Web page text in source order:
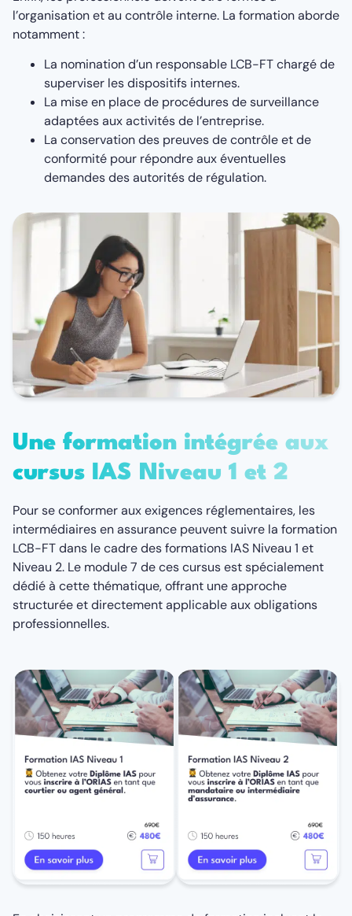
l’organisation et au contrôle interne. La formation aborde
notamment :
La nomination d’un responsable LCB-FT chargé de
superviser les dispositifs internes.
La mise en place de procédures de surveillance
adaptées aux activités de l’entreprise.
La conservation des preuves de contrôle et de
conformité pour répondre aux éventuelles
demandes des autorités de régulation.
Une formation intégrée aux
cursus IAS Niveau 1 et 2
Pour se conformer aux exigences réglementaires, les
intermédiaires en assurance peuvent suivre la formation
LCB-FT dans le cadre des formations IAS Niveau 1 et
Niveau 2. Le module 7 de ces cursus est spécialement
dédié à cette thématique, offrant une approche
structurée et directement applicable aux obligations
professionnelles.